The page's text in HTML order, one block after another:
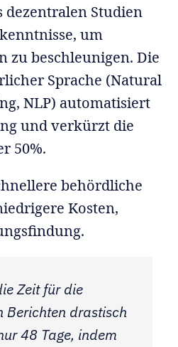
dezentralen Studien
um
zu beschleunigen. Die
Sprache (Natural
NLP) automatisiert
und verkürzt die
50%.
behördliche
Kosten,
Zeit für die
Berichten drastisch
48 Tage, indem